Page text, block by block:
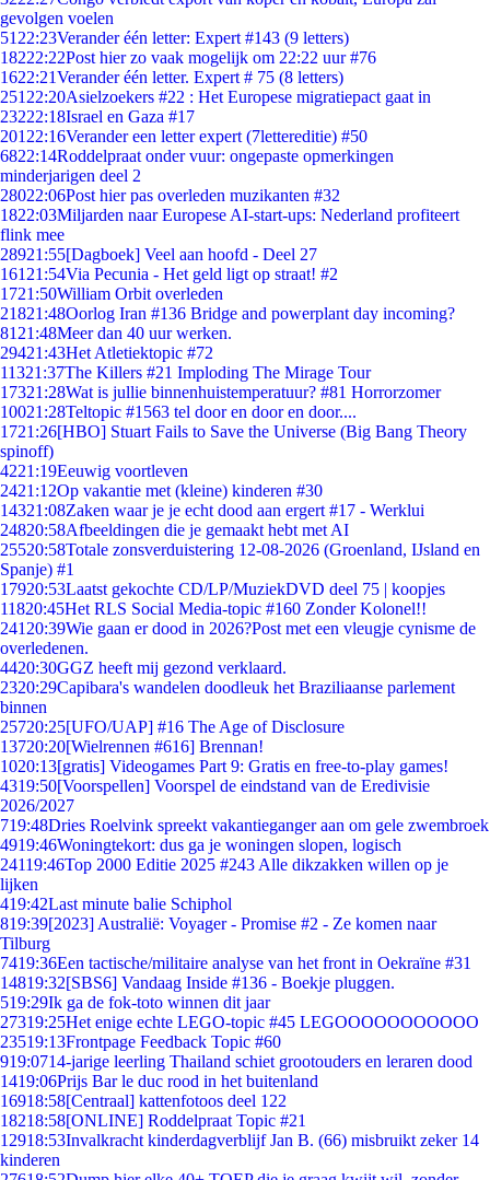
gevolgen voelen
51 22:23Verander één letter: Expert #143 (9 letters)
18222:22Post hier zo vaak mogelijk om 22:22 uur #76
1622:21Verander één letter. Expert # 75 (8 letters)
251 22:20Asielzoekers #22 : Het Europese migratiepact gaat in
23222:18Israel en Gaza #17
201 22:16Verander een letter expert (7lettereditie) #50
6822:14Roddelpraat onder vuur: ongepaste opmerkingen
minderjarigen deel 2
28022:06Post hier pas overleden muzikanten #32
1822:03Miljarden naar Europese AI-start-ups: Nederland profiteert
flink mee
28921:55[Dagboek] Veel aan hoofd - Deel 27
161 21:54Via Pecunia - Het geld ligt op straat! #2
1721:50William Orbit overleden
21821:48Oorlog Iran #136 Bridge and powerplant day incoming?
81 21:48Meer dan 40 uur werken.
29421:43Het Atletiektopic #72
11321:37The Killers #21 Imploding The Mirage Tour
17321:28Wat is jullie binnenhuistemperatuur? #81 Horrorzomer
10021:28Teltopic #1563 tel door en door en door....
1721:26[HBO] Stuart Fails to Save the Universe (Big Bang Theory
spinoff)
4221:19Eeuwig voortleven
2421:12Op vakantie met (kleine) kinderen #30
14321:08Zaken waar je je echt dood aan ergert #17 - Werklui
24820:58Afbeeldingen die je gemaakt hebt met AI
25520:58Totale zonsverduistering 12-08-2026 (Groenland, IJsland en
Spanje) #1
17920:53Laatst gekochte CD/LP/MuziekDVD deel 75 | koopjes
11820:45Het RLS Social Media-topic #160 Zonder Kolonel!!
241 20:39Wie gaan er dood in 2026?Post met een vleugje cynisme de
overledenen.
4420:30GGZ heeft mij gezond verklaard.
2320:29Capibara's wandelen doodleuk het Braziliaanse parlement
binnen
25720:25[UFO/UAP] #16 The Age of Disclosure
13720:20[Wielrennen #616] Brennan!
1020:13[gratis] Videogames Part 9: Gratis en free-to-play games!
4319:50[Voorspellen] Voorspel de eindstand van de Eredivisie
2026/2027
719:48Dries Roelvink spreekt vakantieganger aan om gele zwembroek
4919:46Woningtekort: dus ga je woningen slopen, logisch
24119:46Top 2000 Editie 2025 #243 Alle dikzakken willen op je
lijken
419:42Last minute balie Schiphol
819:39[2023] Australië: Voyager - Promise #2 - Ze komen naar
Tilburg
7419:36Een tactische/militaire analyse van het front in Oekraïne #31
14819:32[SBS6] Vandaag Inside #136 - Boekje pluggen.
519:29Ik ga de fok-toto winnen dit jaar
27319:25Het enige echte LEGO-topic #45 LEGOOOOOOOOOOO
23519:13Frontpage Feedback Topic #60
919:0714-jarige leerling Thailand schiet grootouders en leraren dood
1419:06Prijs Bar le duc rood in het buitenland
16918:58[Centraal] kattenfotoos deel 122
18218:58[ONLINE] Roddelpraat Topic #21
12918:53Invalkracht kinderdagverblijf Jan B. (66) misbruikt zeker 14
kinderen